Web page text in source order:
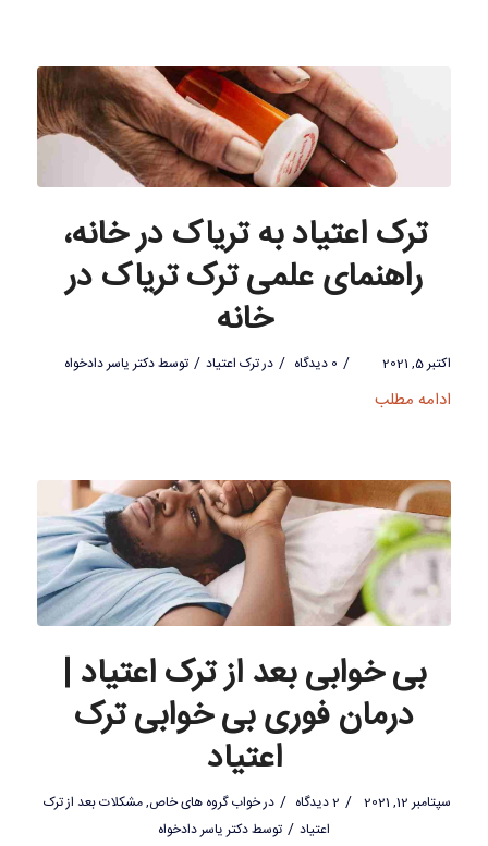
ترک اعتیاد به تریاک در خانه،
راهنمای علمی ترک تریاک در
خانه
اکتبر 5, 2021 / 0 دیدگاه / درترک اعتیاد / توسطدکتر یاسر دادخواه
ادامه مطلب
بی خوابی بعد از ترک اعتیاد |
درمان فوری بی خوابی ترک
اعتیاد
سپتامبر 12, 2021 / 2 دیدگاه / درخواب گروه های خاص,مشکلات بعد از ترک
اعتیاد / توسطدکتر یاسر دادخواه